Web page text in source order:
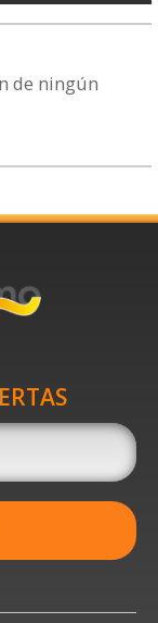
de ningún